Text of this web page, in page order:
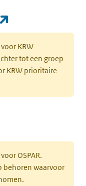
KRW
tot een groep
KRW prioritaire
OSPAR.
behoren waarvoor